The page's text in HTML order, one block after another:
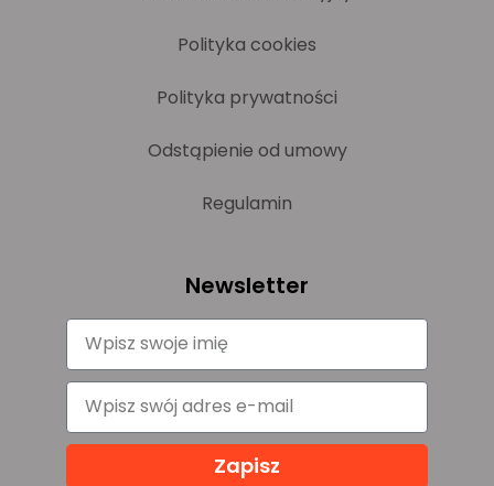
Polityka cookies
Polityka prywatności
Odstąpienie od umowy
Regulamin
Newsletter
Zapisz